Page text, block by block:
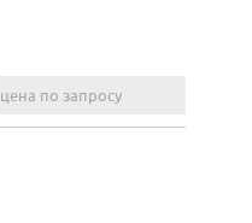
цена по запросу